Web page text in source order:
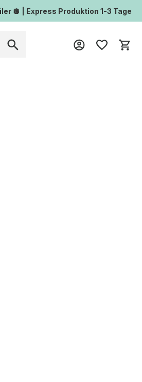
🪩 | Express Produktion 1-3 Tage